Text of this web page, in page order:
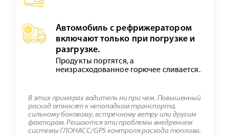
Автомобиль с рефрижератором
включают только при погрузке и
разгрузке.
Продукты портятся, а
неизрасходованное горючее сливается.
В этих примерах водитель ни при чем. Повышенный
расход относят к неполадкам транспорта,
сильному боковому, встречному ветру или другим
факторам. Решаются эти проблемы внедрением
системы ГЛОНАСС/GPS контроля расхода топлива.